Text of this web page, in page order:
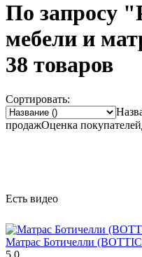
По запросу
мебели и
38 товаров
Сортировать:
продажОценка покупателей
Есть видео
Матрас Ботичелли
5.0